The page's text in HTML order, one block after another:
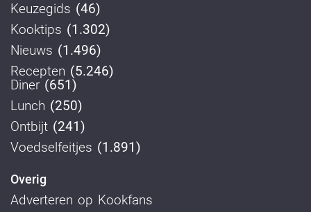
Keuzegids (46)
Kooktips (1.302)
Nieuws (1.496)
Recepten (5.246)
Diner (651)
Lunch (250)
Ontbijt (241)
Voedselfeitjes (1.891)
Overig
Adverteren op Kookfans